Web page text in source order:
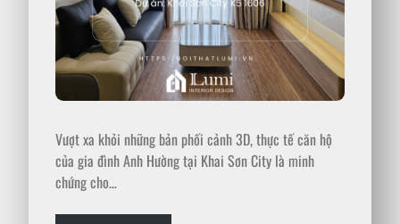
Vượt xa khỏi những bản phối cảnh 3D, thực tế căn hộ
của gia đình Anh Hường tại Khai Sơn City là minh
chứng cho…